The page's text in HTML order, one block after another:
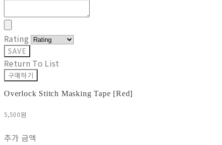
Rating
SAVE
Return To List
구매하기
Overlock Stitch Masking Tape [Red]
5,500원
추가 금액